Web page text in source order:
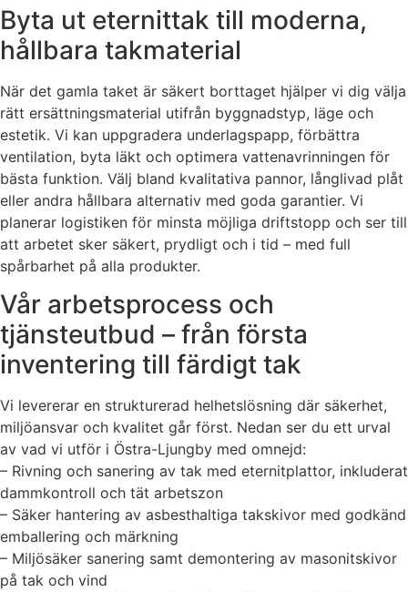
Byta ut eternittak till moderna,
hållbara takmaterial
När det gamla taket är säkert borttaget hjälper vi dig välja
rätt ersättningsmaterial utifrån byggnadstyp, läge och
estetik. Vi kan uppgradera underlagspapp, förbättra
ventilation, byta läkt och optimera vattenavrinningen för
bästa funktion. Välj bland kvalitativa pannor, långlivad plåt
eller andra hållbara alternativ med goda garantier. Vi
planerar logistiken för minsta möjliga driftstopp och ser till
att arbetet sker säkert, prydligt och i tid – med full
spårbarhet på alla produkter.
Vår arbetsprocess och
tjänsteutbud – från första
inventering till färdigt tak
Vi levererar en strukturerad helhetslösning där säkerhet,
miljöansvar och kvalitet går först. Nedan ser du ett urval
av vad vi utför i Östra-Ljungby med omnejd:
– Rivning och sanering av tak med eternitplattor, inkluderat
dammkontroll och tät arbetszon
– Säker hantering av asbesthaltiga takskivor med godkänd
emballering och märkning
– Miljösäker sanering samt demontering av masonitskivor
på tak och vind